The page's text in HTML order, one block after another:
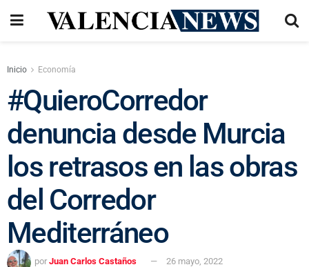
Inicio Economía
#QuieroCorredor
denuncia desde Murcia
los retrasos en las obras
del Corredor
Mediterráneo
por Juan Carlos Castaños 26 mayo, 2022